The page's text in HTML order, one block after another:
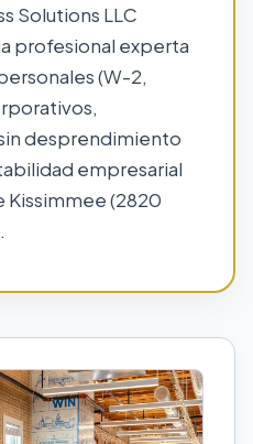
Solutions LLC
profesional experta
(W-2,
desprendimiento
empresarial
Kissimmee (2820